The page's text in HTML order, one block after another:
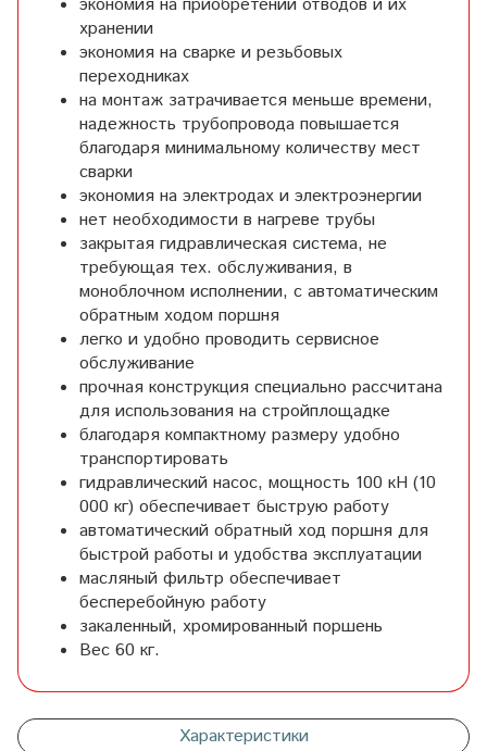
экономия на приобретении отводов и их
хранении
экономия на сварке и резьбовых
переходниках
на монтаж затрачивается меньше времени,
надежность трубопровода повышается
благодаря минимальному количеству мест
сварки
экономия на электродах и электроэнергии
нет необходимости в нагреве трубы
закрытая гидравлическая система, не
требующая тех. обслуживания, в
моноблочном исполнении, с автоматическим
обратным ходом поршня
легко и удобно проводить сервисное
обслуживание
прочная конструкция специально рассчитана
для использования на стройплощадке
благодаря компактному размеру удобно
транспортировать
гидравлический насос, мощность 100 кН (10
000 кг) обеспечивает быструю работу
автоматический обратный ход поршня для
быстрой работы и удобства эксплуатации
масляный фильтр обеспечивает
бесперебойную работу
закаленный, хромированный поршень
Вес 60 кг.
Характеристики